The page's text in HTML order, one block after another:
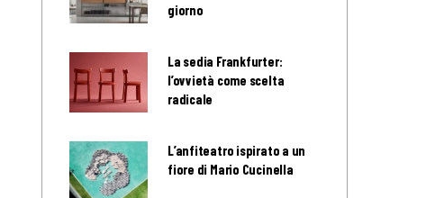
giorno
La sedia Frankfurter:
l’ovvietà come scelta
radicale
L’anfiteatro ispirato a un
fiore di Mario Cucinella